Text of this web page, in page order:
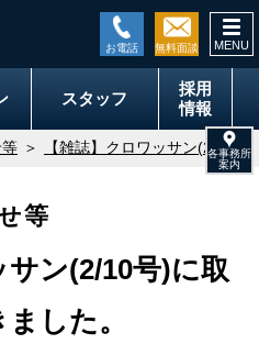
スタッフ
採用
情報
【雑誌】クロワッサン(2/10
等
サン(2/10号)に取
した。